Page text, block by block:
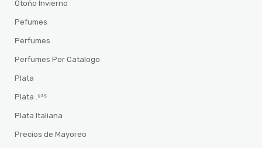
Otoño Invierno
Pefumes
Perfumes
Perfumes Por Catalogo
Plata
Plata .⁹²⁵
Plata Italiana
Precios de Mayoreo